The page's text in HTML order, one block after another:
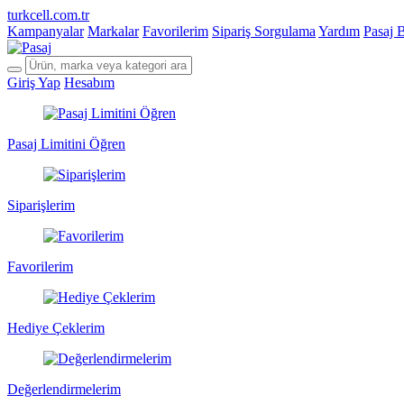
turkcell.com.tr
Kampanyalar Markalar Favorilerim Sipariş Sorgulama Yardım Pasaj
Giriş Yap Hesabım
Pasaj Limitini Öğren
Siparişlerim
Favorilerim
Hediye Çeklerim
Değerlendirmelerim